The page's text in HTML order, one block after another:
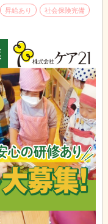
昇給あり
社会保険完備